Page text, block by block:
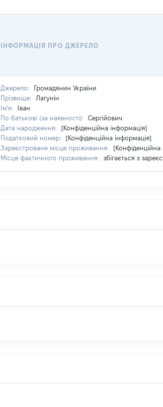
ІНФОРМАЦІЯ ПРО ДЖЕРЕЛО
Джерело:
Громадянин України
Прізвище:
Лагунін
Ім'я:
Іван
По батькові (за наявності):
Сергійович
Дата народження:
[Конфіденційна інформація]
Податковий номер:
[Конфіденційна інформація]
Зареєстроване місце проживання:
[Конфіденційна
Місце фактичного проживання:
збігається з